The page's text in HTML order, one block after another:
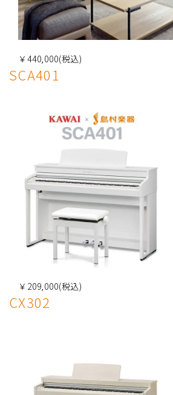
￥440,000(税込)
SCA401
￥209,000(税込)
CX302